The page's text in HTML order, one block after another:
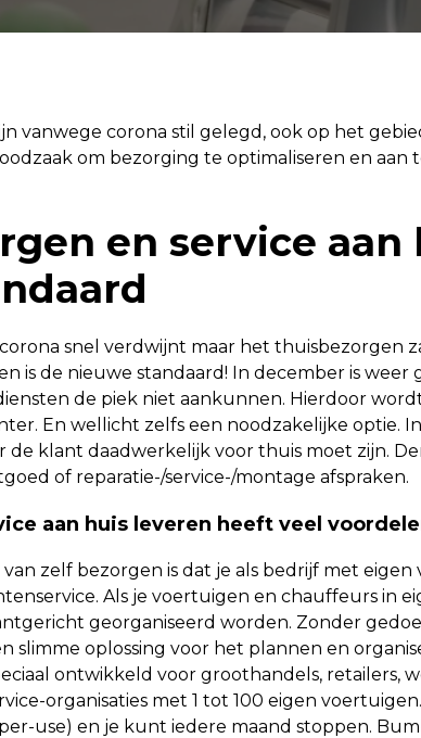
vanwege corona stil gelegd, ook op het
om bezorging te optimaliseren en aan
en service aan
snel verdwijnt maar het thuisbezorgen
is de nieuwe standaard! In december is weer
de piek niet aankunnen. Hierdoor
En wellicht zelfs een noodzakelijke optie.
de klant daadwerkelijk voor thuis moet zijn.
of reparatie-/service-/montage afspraken.
aan huis leveren heeft veel
zelf bezorgen is dat je als bedrijf met
Als je voertuigen en chauffeurs in
georganiseerd worden. Zonder
slimme oplossing voor het plannen en
ontwikkeld voor groothandels, retailers,
organisaties met 1 tot 100 eigen
use) en je kunt iedere maand stoppen.